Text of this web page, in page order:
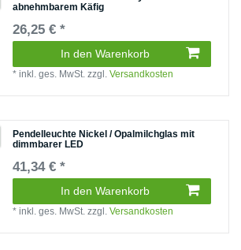
abnehmbarem Käfig
26,25 € *
In den Warenkorb
*inkl. ges. MwSt. zzgl.Versandkosten
Pendelleuchte Nickel / Opalmilchglas mit
dimmbarer LED
41,34 € *
In den Warenkorb
*inkl. ges. MwSt. zzgl.Versandkosten